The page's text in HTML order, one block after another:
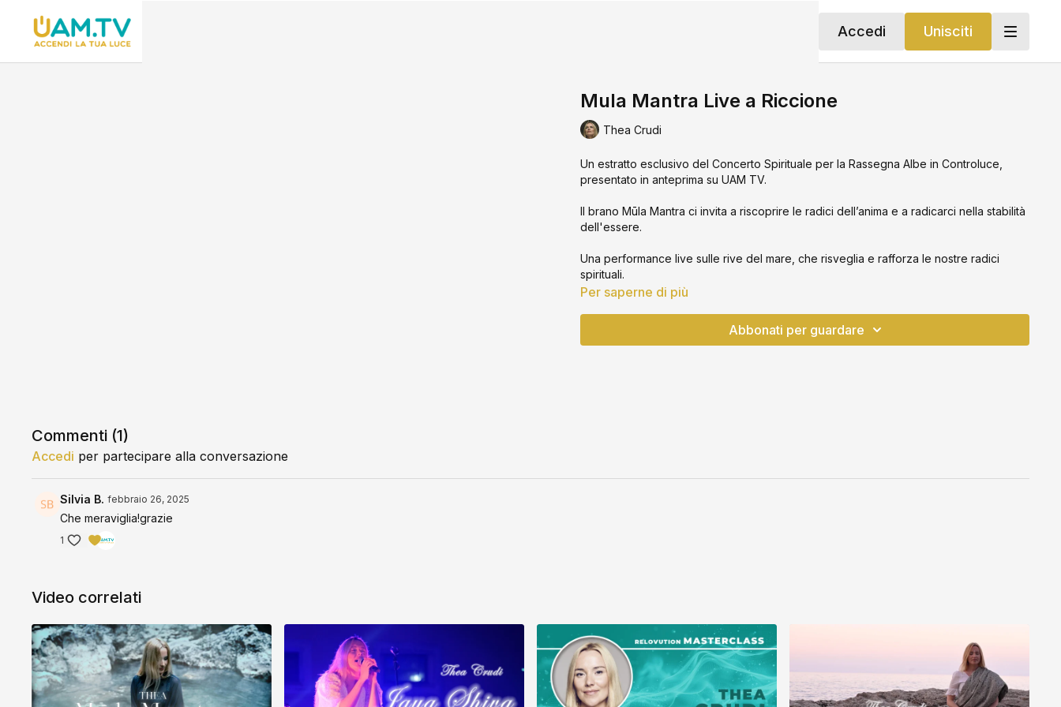
Accedi Unisciti
Mula Mantra Live a Riccione
Thea Crudi
Un estratto esclusivo del Concerto Spirituale per la Rassegna Albe in Controluce,
presentato in anteprima su UAM TV.
Il brano Mūla Mantra ci invita a riscoprire le radici dell’anima e a radicarci nella stabilità
dell'essere.
Una performance live sulle rive del mare, che risveglia e rafforza le nostre radici
spirituali.
Per saperne di più
Abbonati per guardare
Commenti (1)
Accedi per partecipare alla conversazione
Silvia B. febbraio 26, 2025
Che meraviglia!grazie
1
Video correlati